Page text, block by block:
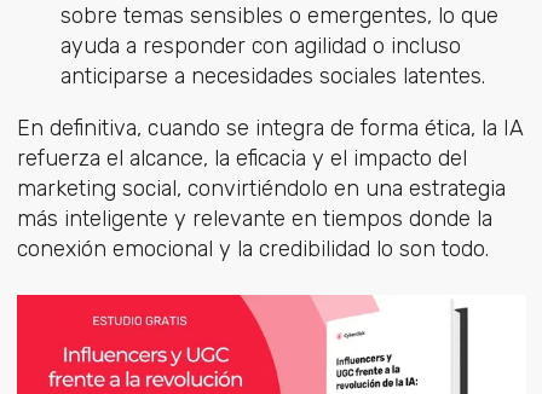
sobre temas sensibles o emergentes, lo que
ayuda a responder con agilidad o incluso
anticiparse a necesidades sociales latentes.
En definitiva, cuando se integra de forma ética, la IA
refuerza el alcance, la eficacia y el impacto del
marketing social, convirtiéndolo en una estrategia
más inteligente y relevante en tiempos donde la
conexión emocional y la credibilidad lo son todo.